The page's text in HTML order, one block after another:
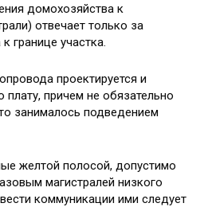
домохозяйства к
отвечает только за
границе участка.
проектируется и
причем не обязательно
занималось подведением
желтой полосой, допустимо
магистралей низкого
коммуникации ими следует